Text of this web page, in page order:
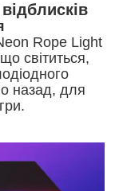
Rope Light
світиться,
назад, для